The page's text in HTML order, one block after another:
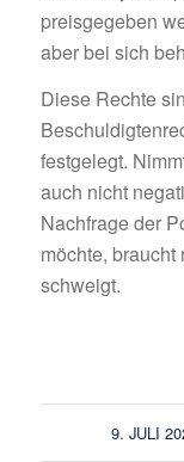
preisgegeben
aber bei sich
Diese Rechte
festgelegt.
auch nicht
Nachfrage der
möchte, braucht
schweigt.
9. JULI
/